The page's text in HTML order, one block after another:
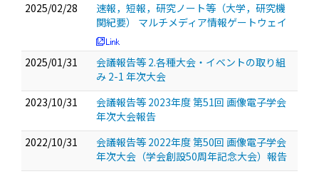
2025/02/28
速報，短報，研究ノート等（大学，研究機
関紀要） マルチメディア情報ゲートウェイ
2025/01/31
会議報告等 2.各種大会・イベントの取り組
み 2-1 年次大会
2023/10/31
会議報告等 2023年度 第51回 画像電子学会
年次大会報告
2022/10/31
会議報告等 2022年度 第50回 画像電子学会
年次大会（学会創設50周年記念大会）報告